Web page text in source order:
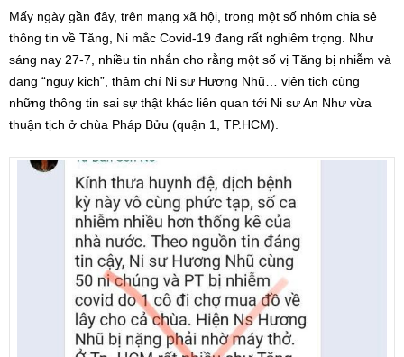
Mấy ngày gần đây, trên mạng xã hội, trong một số nhóm chia sẻ
thông tin về Tăng, Ni mắc Covid-19 đang rất nghiêm trọng. Như
sáng nay 27-7, nhiều tin nhắn cho rằng một số vị Tăng bị nhiễm và
đang “nguy kịch”, thậm chí Ni sư Hương Nhũ… viên tịch cùng
những thông tin sai sự thật khác liên quan tới Ni sư An Như vừa
thuận tịch ở chùa Pháp Bửu (quận 1, TP.HCM).